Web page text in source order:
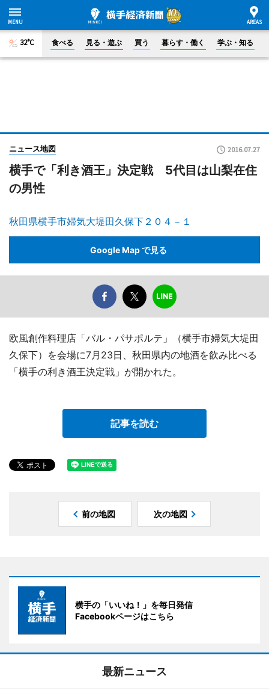
32°C 食べる 見る・遊ぶ 買う 暮らす・働く 学ぶ・知る
ニュース地図 2016.07.27
横手で「利き酒王」決定戦 5代目は山梨在住
の男性
秋田県横手市婦気大堤田久保下２０４－１
Google Map で見る
欧風創作料理店「バル・パサポルテ」（横手市婦気大堤田
久保下）を会場に7月23日、秋田県内の地酒を飲み比べる
「横手の利き酒王決定戦」が開かれた。
記事を読む
前の地図 次の地図
横手の「いいね！」を毎日発信
Facebookページはこちら
最新ニュース